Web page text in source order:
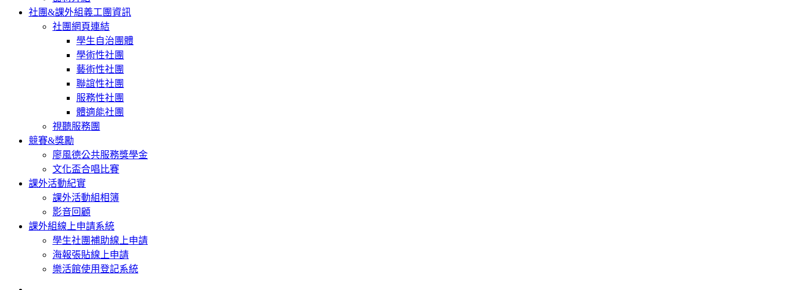
社團&課外組義工團資訊
社團網頁連結
學生自治團體
學術性社團
藝術性社團
聯誼性社團
服務性社團
體適能社團
視聽服務團
競賽&獎勵
廖風德公共服務獎學金
文化盃合唱比賽
課外活動紀實
課外活動組相簿
影音回顧
課外組線上申請系統
學生社團補助線上申請
海報張貼線上申請
樂活館使用登記系統